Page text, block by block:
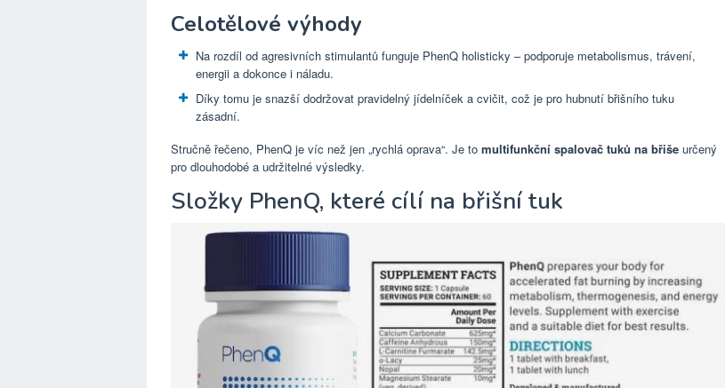
Celotělové výhody
Na rozdíl od agresivních stimulantů funguje PhenQ holisticky – podporuje metabolismus, trávení,
energii a dokonce i náladu.
Díky tomu je snazší dodržovat pravidelný jídelníček a cvičit, což je pro hubnutí břišního tuku
zásadní.
Stručně řečeno, PhenQ je víc než jen „rychlá oprava“. Je to multifunkční spalovač tuků na břiše určený
pro dlouhodobé a udržitelné výsledky.
Složky PhenQ, které cílí na břišní tuk